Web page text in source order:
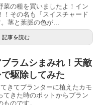
菜の種を買いましたよ！イン
！その名も『スイスチャード
茎と葉脈の色が...
記事を読む
ラムシまみれ！天敵
駆除してみた
きてプランターに植えたカモ
てきた時のポットからプラン
ものです。 ...